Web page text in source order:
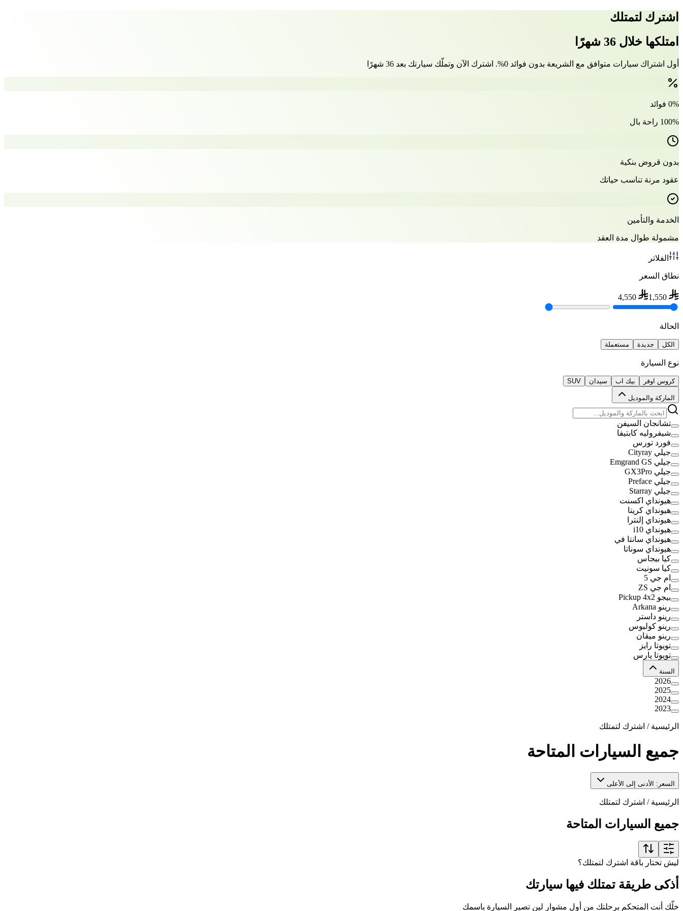
اشترك لتمتلك
امتلكها خلال 36 شهرًا
أول اشتراك سيارات متوافق مع الشريعة بدون فوائد 0%. اشترك الآن وتملّك سيارتك بعد 36 شهرًا
0% فوائد
100% راحة بال
بدون قروض بنكية
عقود مرنة تناسب حياتك
الخدمة والتأمين
مشمولة طوال مدة العقد
الفلاتر
نطاق السعر
1,550
4,550
الحالة
الكل جديدة مستعملة
نوع السيارة
كروس اوفر بيك اب سيدان SUV
الماركة والموديل
تشانجان السيفن
شيفروليه كابتيفا
فورد تورس
جيلي Cityray
جيلي Emgrand GS
جيلي GX3Pro
جيلي Preface
جيلي Starray
هيونداي اكسنت
هيونداي كريتا
هيونداي إلنترا
هيونداي i10
هيونداي سانتا في
هيونداي سوناتا
كيا بيجاس
كيا سونيت
ام جي 5
ام جي ZS
بيجو Pickup 4x2
رينو Arkana
رينو داستر
رينو كوليوس
رينو ميقان
تويوتا رايز
تويوتا يارس
السنة
2026
2025
2024
2023
الرئيسية / اشترك لتمتلك
جميع السيارات المتاحة
السعر: الأدنى إلى الأعلى
الرئيسية / اشترك لتمتلك
جميع السيارات المتاحة
ليش تختار باقة اشترك لتمتلك؟
أذكى طريقة تمتلك فيها سيارتك
خلّك أنت المتحكم برحلتك من أول مشوار لين تصير السيارة باسمك